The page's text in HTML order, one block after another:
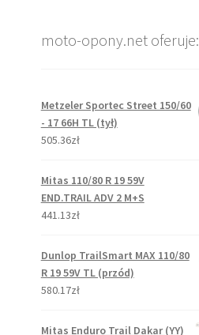
moto-opony.net oferuje:
Metzeler Sportec Street 150/60
- 17 66H TL (tył)
505.36zł
Mitas 110/80 R 19 59V
END.TRAIL ADV 2 M+S
441.13zł
Dunlop TrailSmart MAX 110/80
R 19 59V TL (przód)
580.17zł
Mitas Enduro Trail Dakar (YY)